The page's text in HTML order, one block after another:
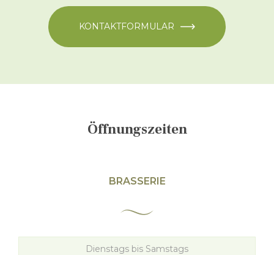
KONTAKTFORMULAR
Öffnungszeiten
BRASSERIE
Dienstags bis Samstags